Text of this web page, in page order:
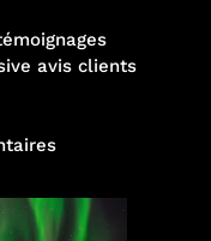
avis clients